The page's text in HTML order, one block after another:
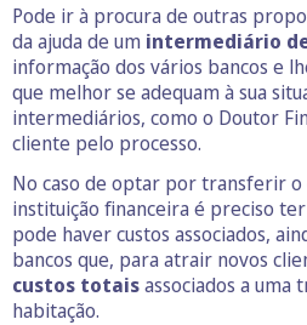
Pode ir à procura de outras
da ajuda de um intermediário
informação dos vários bancos e
que melhor se adequam à sua
intermediários, como o Doutor
cliente pelo processo.
No caso de optar por transferir
instituição financeira é preciso
pode haver custos associados,
bancos que, para atrair novos
custos totaisassociados a uma
habitação.